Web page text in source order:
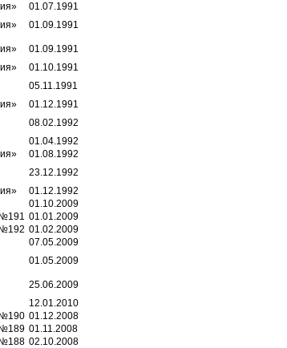
01.07.1991
01.09.1991
01.09.1991
01.10.1991
05.11.1991
01.12.1991
08.02.1992
01.04.1992
01.08.1992
23.12.1992
01.12.1992
01.10.2009
01.01.2009
01.02.2009
07.05.2009
01.05.2009
25.06.2009
12.01.2010
№190 01.12.2008
№189 01.11.2008
№188 02.10.2008